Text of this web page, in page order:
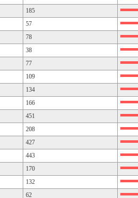
185
57
78
38
77
109
134
166
451
208
427
443
170
132
62